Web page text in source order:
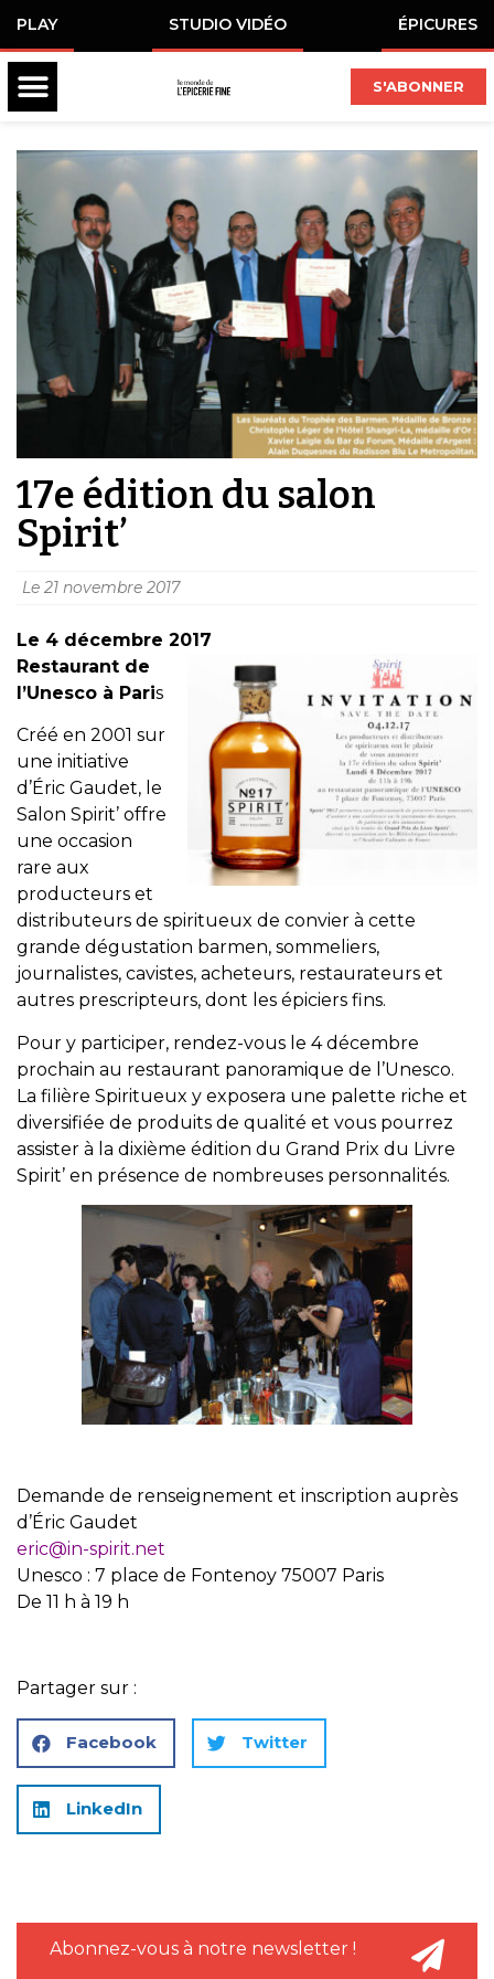
PLAY STUDIO VIDÉO ÉPICURES
S'ABONNER
17e édition du salon
Spirit’
Le 21 novembre 2017
Le 4 décembre 2017
Restaurant de
l’Unesco à Paris
Créé en 2001 sur
une initiative
d’Éric Gaudet, le
Salon Spirit’ offre
une occasion
rare aux
producteurs et
distributeurs de spiritueux de convier à cette
grande dégustation barmen, sommeliers,
journalistes, cavistes, acheteurs, restaurateurs et
autres prescripteurs, dont les épiciers fins.
Pour y participer, rendez-vous le 4 décembre
prochain au restaurant panoramique de l’Unesco.
La filière Spiritueux y exposera une palette riche et
diversifiée de produits de qualité et vous pourrez
assister à la dixième édition du Grand Prix du Livre
Spirit’ en présence de nombreuses personnalités.
Demande de renseignement et inscription auprès
d’Éric Gaudet
eric@in-spirit.net
Unesco : 7 place de Fontenoy 75007 Paris
De 11 h à 19 h
Partager sur :
Facebook Twitter
LinkedIn
Abonnez-vous à notre newsletter !